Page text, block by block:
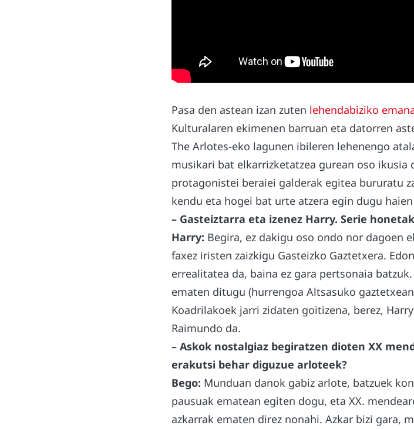
Pasa den astean izan zuten lehendabiziko
Kulturalaren ekimenen barruan eta datorren
The Arlotes-eko lagunen ibileren lehenengo
musikari bat elkarrizketatzea gurean oso ikusia
protagonistei beraiei galderak egitea bururatu
kendu eta hogei bat urte atzera egin dugu
– Gasteiztarra eta izenez Harry. Serie
Harry: Begira, ez dakigu oso ondo nor dagoen
faxez iristen zaizkigu Gasteizko Gaztetxera.
errealitatea da, baina ez gara pertsonaia
ematen ditugu (hurrengoa Altsasuko
Koadrilakoek jarri zidaten goitizena, berez,
Raimundo da.
– Askok nostalgiaz begiratzen dioten XX
erakutsi behar diguzue arloteek?
Bego: Munduan danok gabiz arlote, batzuek
pausuak ematean egiten dogu, eta XX.
azkarrak ematen direz nonahi. Azkar bizi gara,